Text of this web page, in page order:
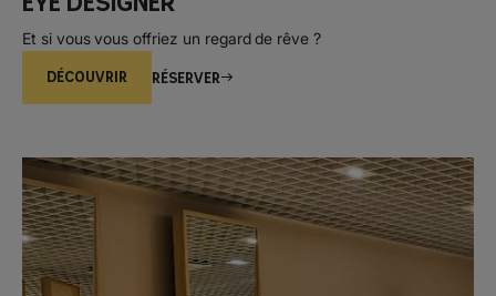
Et si vous vous offriez un regard de rêve ?
DÉCOUVRIR Réserver